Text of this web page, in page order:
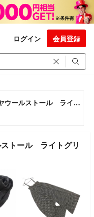
ログイン 会員登録
apart by lowrys カシミヤウールストール ライトグリーン
ストール ライトグリ